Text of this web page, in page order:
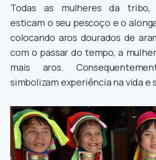
Todas as mulheres da tribo,
esticam o seu pescoço e o
colocando aros dourados de
com o passar do tempo, a
mais aros.
simbolizam experiência na vida e